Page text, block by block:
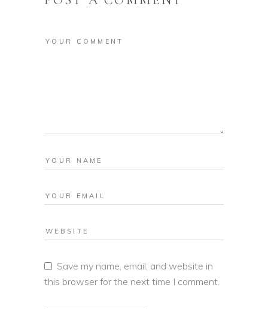
Save my name, email, and website in
this browser for the next time I comment.